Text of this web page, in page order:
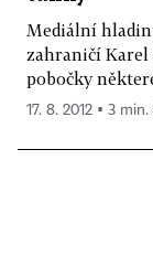
Mediální
zahraničí Karel
pobočky
17. 8. 2012 ▪ 3